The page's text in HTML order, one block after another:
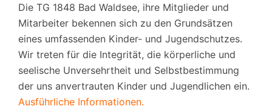
Die TG 1848 Bad Waldsee, ihre Mitglieder und
Mitarbeiter bekennen sich zu den Grundsätzen
eines umfassenden Kinder- und Jugendschutzes.
Wir treten für die Integrität, die körperliche und
seelische Unversehrtheit und Selbstbestimmung
der uns anvertrauten Kinder und Jugendlichen ein.
Ausführliche Informationen.